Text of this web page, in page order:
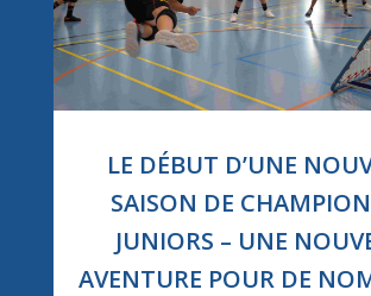
LE DÉBUT D’UNE
SAISON DE
JUNIORS – UNE
AVENTURE POUR DE